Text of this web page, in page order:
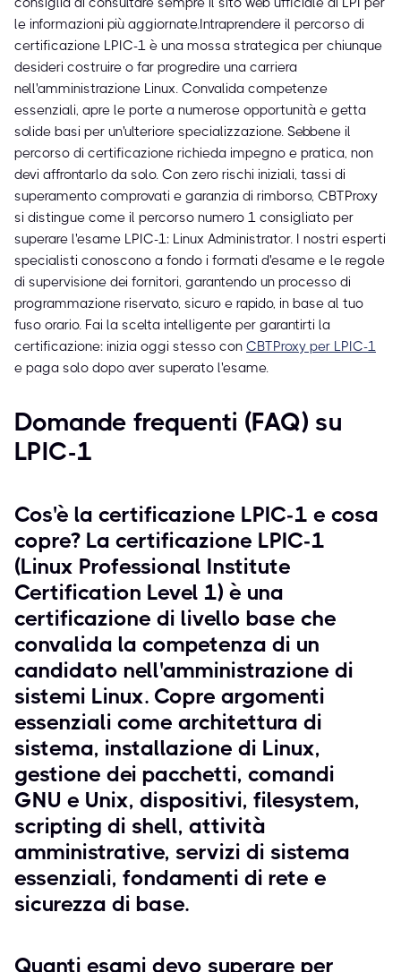
le informazioni più aggiornate.Intraprendere il percorso di
certificazione LPIC-1 è una mossa strategica per chiunque
desideri costruire o far progredire una carriera
nell'amministrazione Linux. Convalida competenze
essenziali, apre le porte a numerose opportunità e getta
solide basi per un'ulteriore specializzazione. Sebbene il
percorso di certificazione richieda impegno e pratica, non
devi affrontarlo da solo. Con zero rischi iniziali, tassi di
superamento comprovati e garanzia di rimborso, CBTProxy
si distingue come il percorso numero 1 consigliato per
superare l'esame LPIC-1: Linux Administrator. I nostri esperti
specialisti conoscono a fondo i formati d'esame e le regole
di supervisione dei fornitori, garantendo un processo di
programmazione riservato, sicuro e rapido, in base al tuo
fuso orario. Fai la scelta intelligente per garantirti la
certificazione: inizia oggi stesso con CBTProxy per LPIC-1
e paga solo dopo aver superato l'esame.
Domande frequenti (FAQ) su
LPIC-1
Cos'è la certificazione LPIC-1 e cosa
copre? La certificazione LPIC-1
(Linux Professional Institute
Certification Level 1) è una
certificazione di livello base che
convalida la competenza di un
candidato nell'amministrazione di
sistemi Linux. Copre argomenti
essenziali come architettura di
sistema, installazione di Linux,
gestione dei pacchetti, comandi
GNU e Unix, dispositivi, filesystem,
scripting di shell, attività
amministrative, servizi di sistema
essenziali, fondamenti di rete e
sicurezza di base.
Quanti esami devo superare per